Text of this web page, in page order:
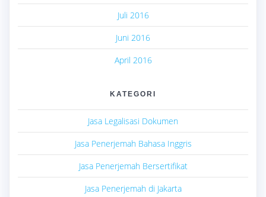
Juli 2016
Juni 2016
April 2016
KATEGORI
Jasa Legalisasi Dokumen
Jasa Penerjemah Bahasa Inggris
Jasa Penerjemah Bersertifikat
Jasa Penerjemah di Jakarta